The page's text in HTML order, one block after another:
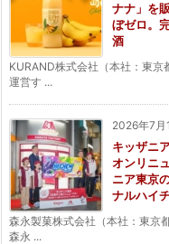
ナナ」を
ぼゼロ。
酒
KURAND株式会社（本社：東
運営す ...
2026年7月
キッザニ
オンリニ
ニア東京
ナルハイ
森永製菓株式会社（本社：東京
森永 ...